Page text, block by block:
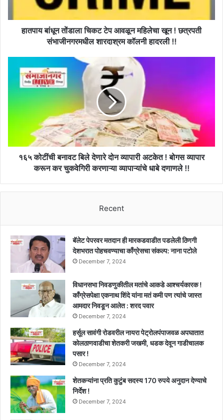
!
छत्रपती
संभाजीनगरमधील
हादरली
हातपाय बांधून तोंडाला चिकट टेप आवळून महिलेचा खून ! छत्रपती
संभाजीनगरमधील शारदाश्रम कॉलनी हादरली !!
कोटींची
बनावट
बिले
देणारे
दोन
!
बोगस
दणाणले
१६५ कोटींची बनावट बिले देणारे दोन व्यापारी अटकेत ! बोगस व्यापार
करून कर चुकवेगिरी करणाऱ्या व्यापाऱ्यांचे धाबे दणाणले !!
Recent
बॅलेट पेपरवर मतदान ही मारकडवाडीत पडलेली ठिणगी
देशभरात पोहचवण्याचा काँग्रेसचा संकल्प: नाना पटोले
December 7, 2024
विधानसभा निवडणुकीतील मतांचे आकडे आश्चर्यकारक !
काँग्रेसपेक्षा एकनाथ शिंदे यांना मतं कमी पण त्यांचे जास्त
आमदार निवडून आलेत : शरद पवार
December 7, 2024
हर्सूल सावंगी रोडवरील नायरा पेट्रोलपंपाजवळ अपघातात
कोलठाणवाडीचा शेतकरी जखमी, धडक देवून गाडीचालक
पसार !
December 7, 2024
शेतकऱ्यांना प्रति कुटुंब सदस्य 170 रुपये अनुदान देण्याचे
निर्देश !
December 7, 2024